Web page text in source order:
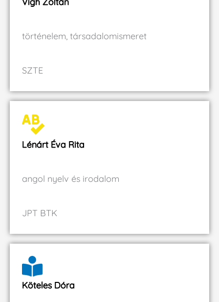
történelem, társadalomismeret
SZTE
Lénárt Éva Rita
angol nyelv és irodalom
JPT BTK
Köteles Dóra